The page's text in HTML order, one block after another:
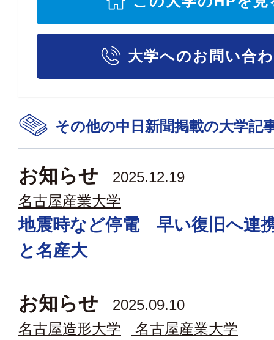
大学へのお問い合
その他の中日新聞掲載の大学記
お知らせ
2025.12.19
名古屋産業大学
地震時など停電 早い復旧へ連
と名産大
お知らせ
2025.09.10
名古屋造形大学
名古屋産業大学